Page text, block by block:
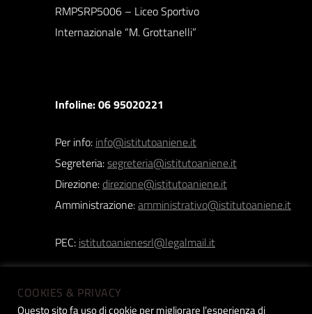
RMPSRP5006 – Liceo Sportivo
Internazionale “M. Grottanelli”
Infoline: 06 95020221
Per info: info@istitutoaniene.it
Segreteria:segreteria@istitutoaniene.it
Direzione: direzione@istitutoaniene.it
Amministrazione:amministrativo@istitutoaniene.it
PEC: istitutoanienesrl@legalmail.it
COOKIES & PRIVACY
Questo sito fa uso di cookie per migliorare l’esperienza di